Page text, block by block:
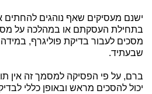
ישנם מעסיקים שאף נוהגים להחתים
בתחילת העסקתם או במהלכה על
מסכים לעבור בדיקת פוליגרף,
שבעתיד.
ברם, על פי הפסיקה למסמך זה אין
יכול להסכים מראש ובאופן כללי